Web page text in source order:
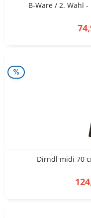
B-Ware / 2. Wahl
Dirndl midi 70